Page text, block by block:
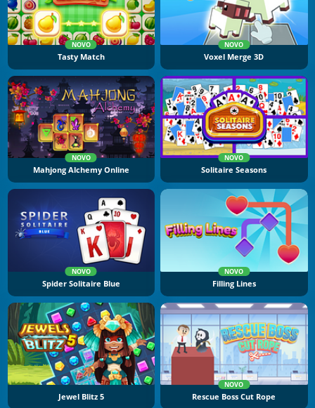
NOVO
Tasty Match
NOVO
Voxel Merge 3D
NOVO
Mahjong Alchemy Online
NOVO
Solitaire Seasons
NOVO
Spider Solitaire Blue
NOVO
Filling Lines
Jewel Blitz 5
NOVO
Rescue Boss Cut Rope